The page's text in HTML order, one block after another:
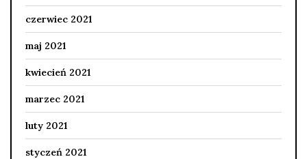
czerwiec 2021
maj 2021
kwiecień 2021
marzec 2021
luty 2021
styczeń 2021